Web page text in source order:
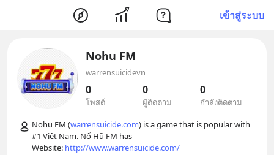
เข้าสู่ระบบ
Nohu FM
warrensuicidevn
0
โพสต์
0
ผู้ติดตาม
0
กำลังติดตาม
Nohu FM (warrensuicide.com) is a game that is popular with
#1 Việt Nam. Nổ Hũ FM has
Website: http://www.warrensuicide.com/